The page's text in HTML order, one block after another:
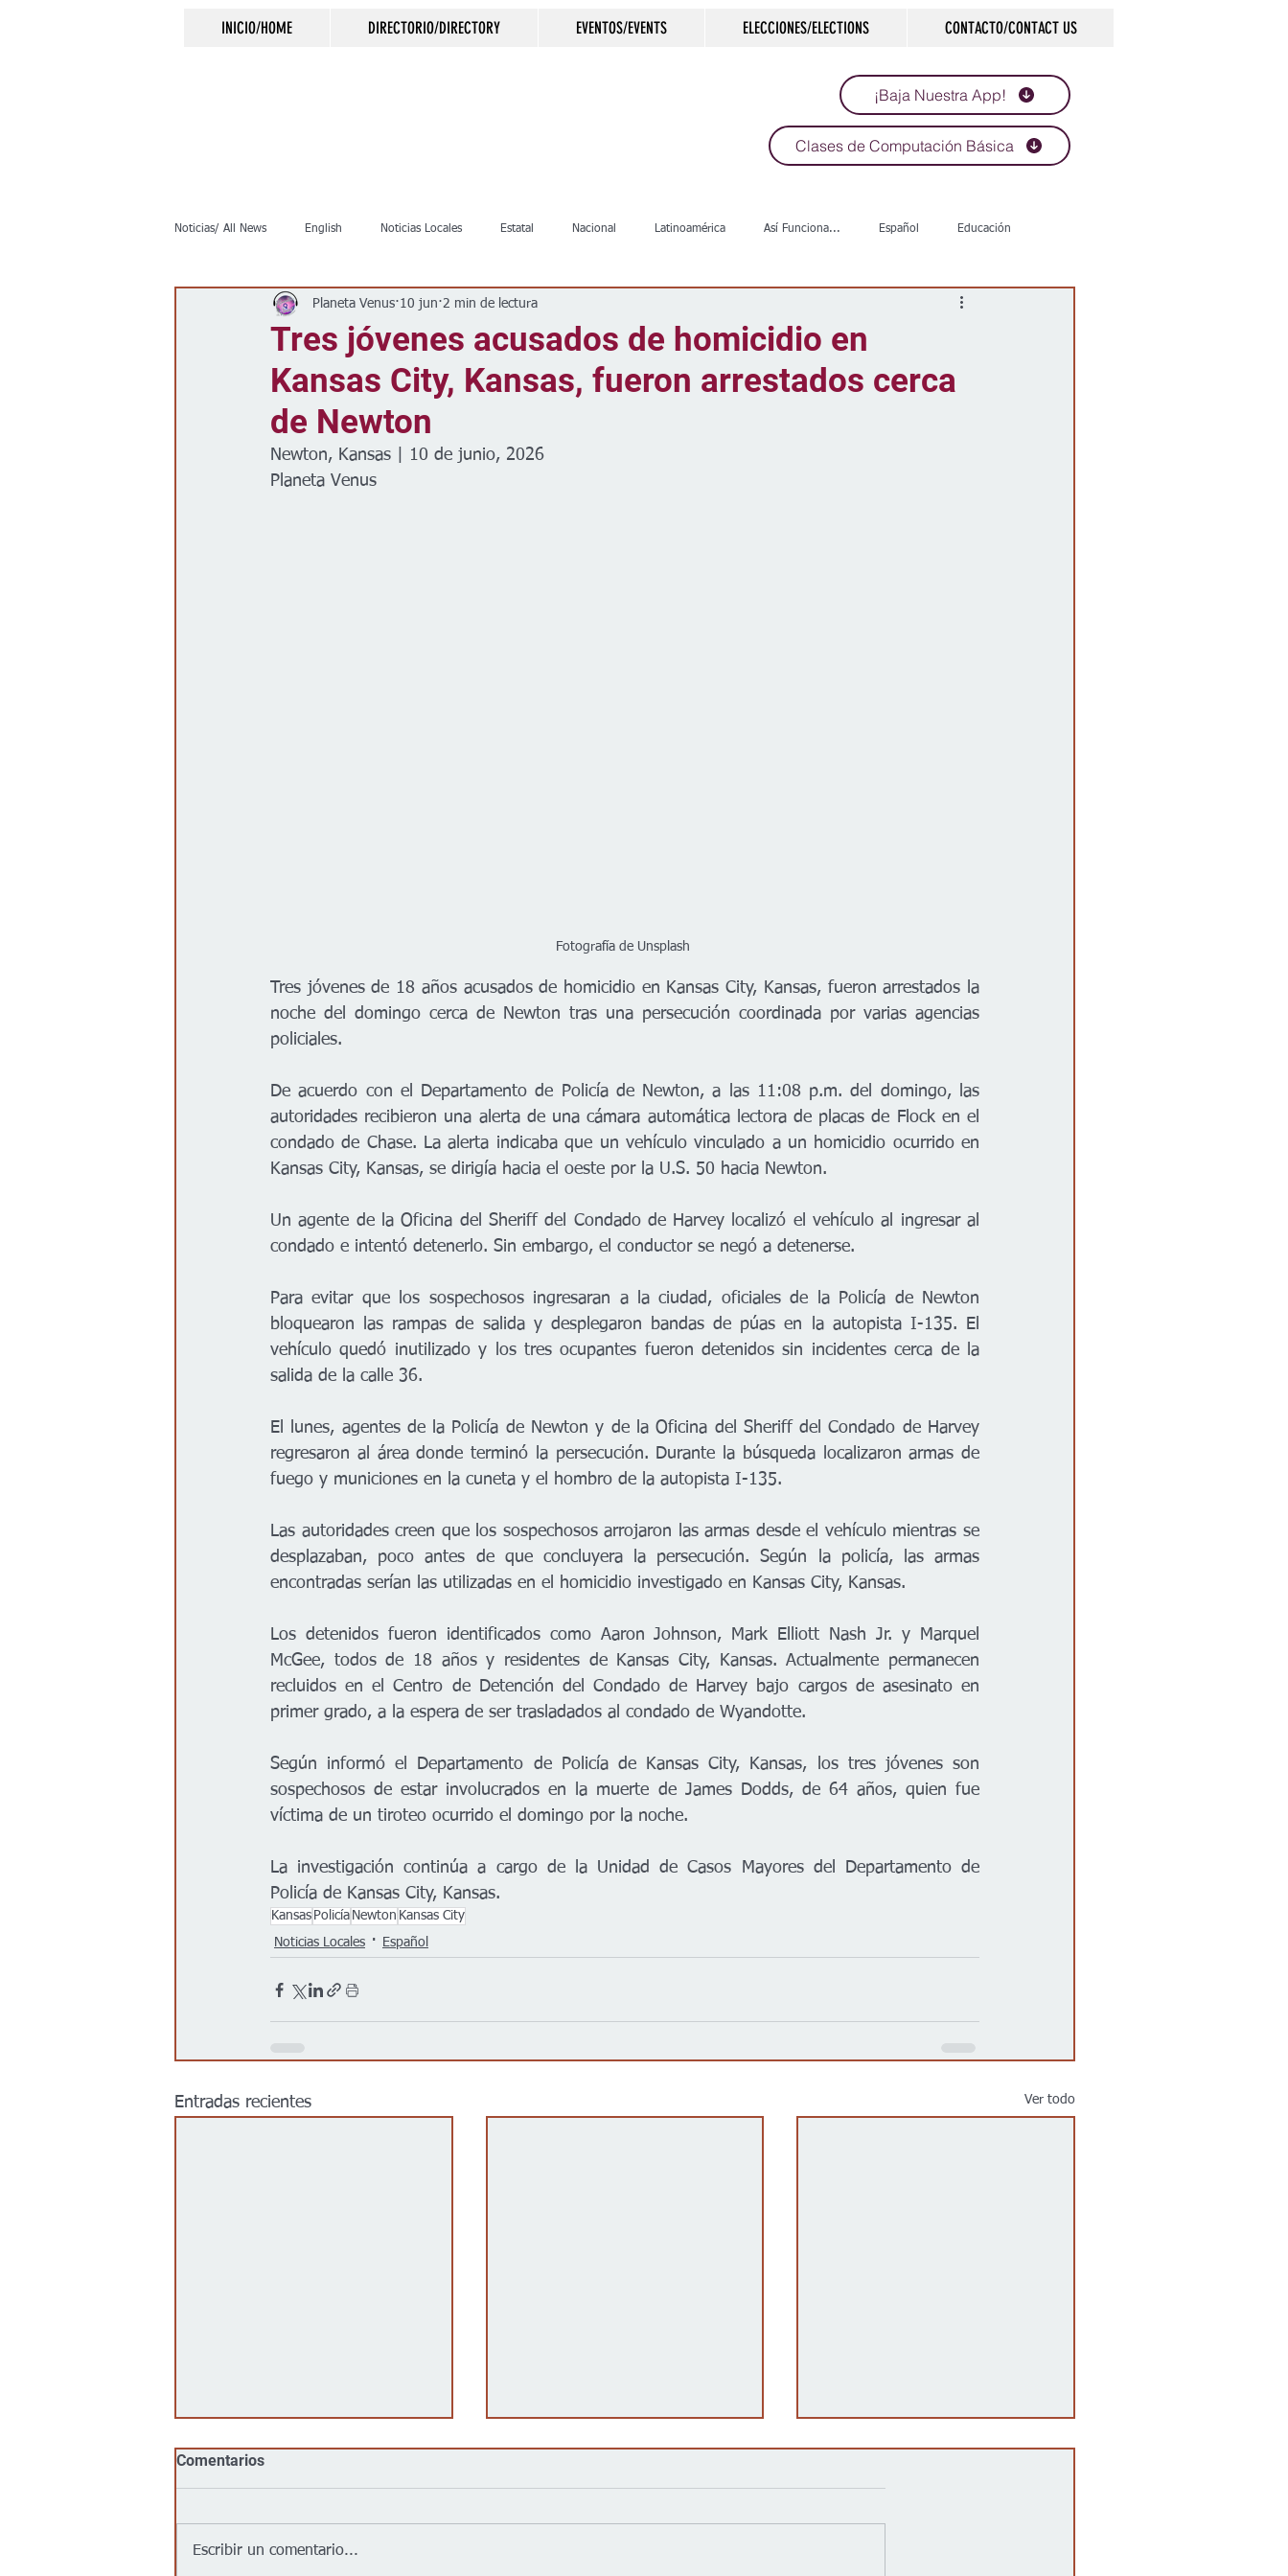
INICIO/HOME DIRECTORIO/DIRECTORY EVENTOS/EVENTS ELECCIONES/ELECTIONS CONTACTO/CONTACT US
¡Baja Nuestra App!
Clases de Computación Básica
Noticias/ All News English Noticias Locales Estatal Nacional Latinoamérica Así Funciona... Español Educación
Inmigración Crimen Negocios Salud
Clima Vivienda Escuelas Calles Desamparados Carreteras Comunidad Historias que inspiran
Espectáculos
Tres jóvenes acusados de homicidio en
Kansas City, Kansas, fueron arrestados cerca
de Newton
Planeta Venus 10 jun 2 min de lectura
Newton, Kansas | 10 de junio, 2026
Planeta Venus
Fotografía de Unsplash
Tres jóvenes de 18 años acusados de homicidio en Kansas City, Kansas, fueron arrestados la
noche del domingo cerca de Newton tras una persecución coordinada por varias agencias
policiales.
De acuerdo con el Departamento de Policía de Newton, a las 11:08 p.m. del domingo, las
autoridades recibieron una alerta de una cámara automática lectora de placas de Flock en el
condado de Chase. La alerta indicaba que un vehículo vinculado a un homicidio ocurrido en
Kansas City, Kansas, se dirigía hacia el oeste por la U.S. 50 hacia Newton.
Un agente de la Oficina del Sheriff del Condado de Harvey localizó el vehículo al ingresar al
condado e intentó detenerlo. Sin embargo, el conductor se negó a detenerse.
Para evitar que los sospechosos ingresaran a la ciudad, oficiales de la Policía de Newton
bloquearon las rampas de salida y desplegaron bandas de púas en la autopista I-135. El
vehículo quedó inutilizado y los tres ocupantes fueron detenidos sin incidentes cerca de la
salida de la calle 36.
El lunes, agentes de la Policía de Newton y de la Oficina del Sheriff del Condado de Harvey
regresaron al área donde terminó la persecución. Durante la búsqueda localizaron armas de
fuego y municiones en la cuneta y el hombro de la autopista I-135.
Las autoridades creen que los sospechosos arrojaron las armas desde el vehículo mientras se
desplazaban, poco antes de que concluyera la persecución. Según la policía, las armas
encontradas serían las utilizadas en el homicidio investigado en Kansas City, Kansas.
Los detenidos fueron identificados como Aaron Johnson, Mark Elliott Nash Jr. y Marquel
McGee, todos de 18 años y residentes de Kansas City, Kansas. Actualmente permanecen
recluidos en el Centro de Detención del Condado de Harvey bajo cargos de asesinato en
primer grado, a la espera de ser trasladados al condado de Wyandotte.
Según informó el Departamento de Policía de Kansas City, Kansas, los tres jóvenes son
sospechosos de estar involucrados en la muerte de James Dodds, de 64 años, quien fue
víctima de un tiroteo ocurrido el domingo por la noche.
La investigación continúa a cargo de la Unidad de Casos Mayores del Departamento de
Policía de Kansas City, Kansas.
Kansas Policía Newton Kansas City
Noticias Locales
Español
Entradas recientes Ver todo
Comentarios
Escribir un comentario...